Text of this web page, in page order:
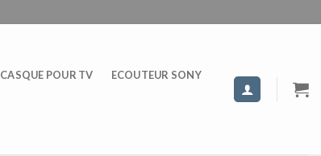
CASQUE POUR TV ECOUTEUR SONY